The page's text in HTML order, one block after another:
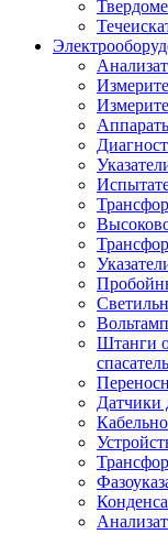
Штанги
Датчики